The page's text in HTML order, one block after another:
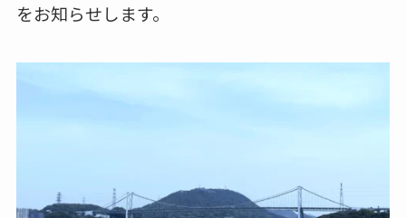
をお知らせします。